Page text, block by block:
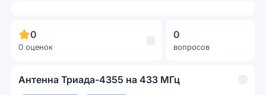
0
0 оценок
0
вопросов
Антенна Триада-4355 на 433 МГц